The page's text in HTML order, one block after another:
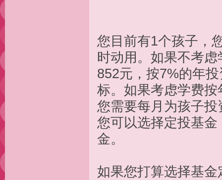
您目前有1个孩子，
时动用。如果不考
852元，按7%的年
标。如果考虑学费
您需要每
您可以选择定投基
金
如果您打算选择基